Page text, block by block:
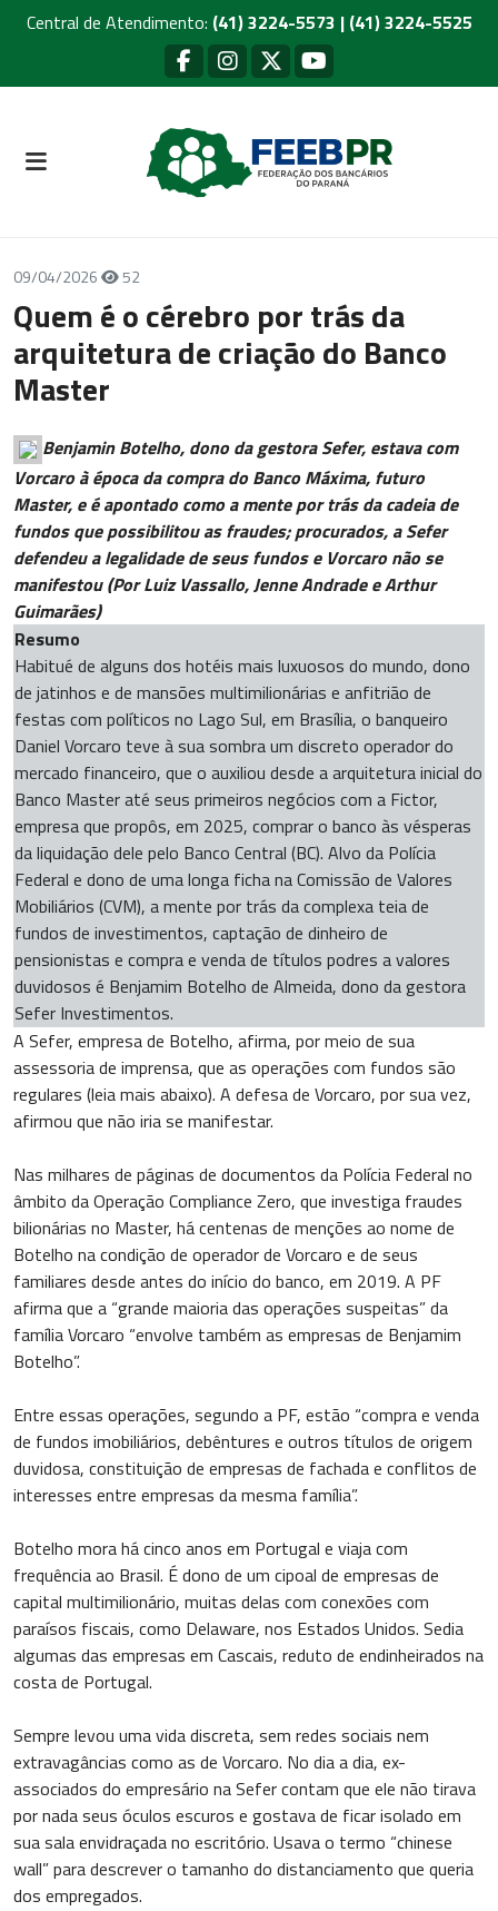
Central de Atendimento: (41) 3224-5573 | (41) 3224-5525
09/04/2026 52
Quem é o cérebro por trás da
arquitetura de criação do Banco
Master
Benjamin Botelho, dono da gestora Sefer, estava com
Vorcaro à época da compra do Banco Máxima, futuro
Master, e é apontado como a mente por trás da cadeia de
fundos que possibilitou as fraudes; procurados, a Sefer
defendeu a legalidade de seus fundos e Vorcaro não se
manifestou (Por Luiz Vassallo, Jenne Andrade e Arthur
Guimarães)
Resumo
Habitué de alguns dos hotéis mais luxuosos do mundo, dono
de jatinhos e de mansões multimilionárias e anfitrião de
festas com políticos no Lago Sul, em Brasília, o banqueiro
Daniel Vorcaro teve à sua sombra um discreto operador do
mercado financeiro, que o auxiliou desde a arquitetura inicial do
Banco Master até seus primeiros negócios com a Fictor,
empresa que propôs, em 2025, comprar o banco às vésperas
da liquidação dele pelo Banco Central (BC). Alvo da Polícia
Federal e dono de uma longa ficha na Comissão de Valores
Mobiliários (CVM), a mente por trás da complexa teia de
fundos de investimentos, captação de dinheiro de
pensionistas e compra e venda de títulos podres a valores
duvidosos é Benjamim Botelho de Almeida, dono da gestora
Sefer Investimentos.
A Sefer, empresa de Botelho, afirma, por meio de sua
assessoria de imprensa, que as operações com fundos são
regulares (leia mais abaixo). A defesa de Vorcaro, por sua vez,
afirmou que não iria se manifestar.
Nas milhares de páginas de documentos da Polícia Federal no
âmbito da Operação Compliance Zero, que investiga fraudes
bilionárias no Master, há centenas de menções ao nome de
Botelho na condição de operador de Vorcaro e de seus
familiares desde antes do início do banco, em 2019. A PF
afirma que a “grande maioria das operações suspeitas” da
família Vorcaro “envolve também as empresas de Benjamim
Botelho”.
Entre essas operações, segundo a PF, estão “compra e venda
de fundos imobiliários, debêntures e outros títulos de origem
duvidosa, constituição de empresas de fachada e conflitos de
interesses entre empresas da mesma família”.
Botelho mora há cinco anos em Portugal e viaja com
frequência ao Brasil. É dono de um cipoal de empresas de
capital multimilionário, muitas delas com conexões com
paraísos fiscais, como Delaware, nos Estados Unidos. Sedia
algumas das empresas em Cascais, reduto de endinheirados na
costa de Portugal.
Sempre levou uma vida discreta, sem redes sociais nem
extravagâncias como as de Vorcaro. No dia a dia, ex-
associados do empresário na Sefer contam que ele não tirava
por nada seus óculos escuros e gostava de ficar isolado em
sua sala envidraçada no escritório. Usava o termo “chinese
wall” para descrever o tamanho do distanciamento que queria
dos empregados.